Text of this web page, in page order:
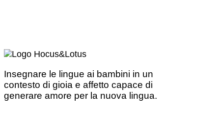
Insegnare le lingue ai bambini in un
contesto di gioia e affetto capace di
generare amore per la nuova lingua.